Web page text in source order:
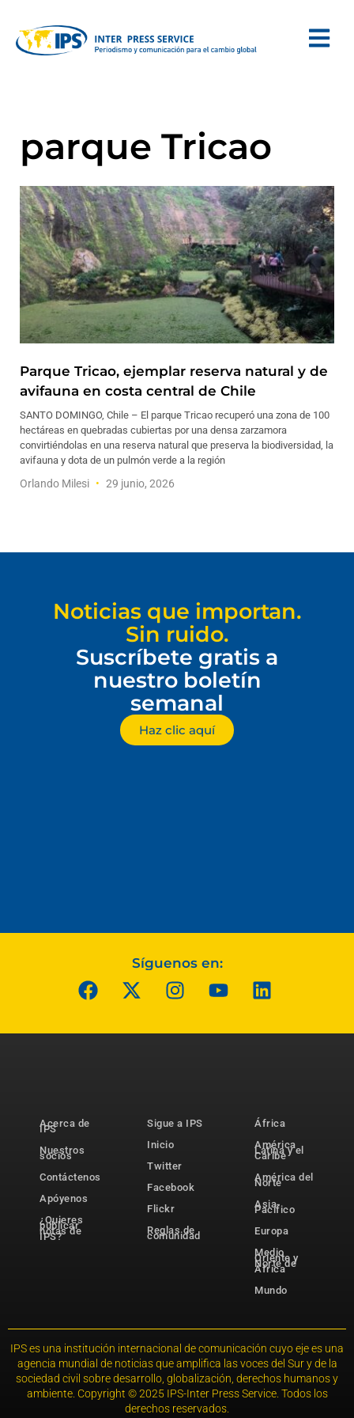
parque Tricao
Parque Tricao, ejemplar reserva natural y de
avifauna en costa central de Chile
SANTO DOMINGO, Chile – El parque Tricao recuperó una zona de 100
hectáreas en quebradas cubiertas por una densa zarzamora
convirtiéndolas en una reserva natural que preserva la biodiversidad, la
avifauna y dota de un pulmón verde a la región
Orlando Milesi 29 junio, 2026
Noticias que importan.
Sin ruido.
Suscríbete gratis a
nuestro boletín
semanal
Haz clic aquí
Síguenos en:
Acerca de
IPS
Nuestros
socios
Contáctenos
Apóyenos
¿Quieres
publicar
notas de
IPS?
Sigue a IPS
Inicio
Twitter
Facebook
Flickr
Reglas de
comunidad
África
América
Latina y el
Caribe
América del
Norte
Asia-
Pacífico
Europa
Medio
Oriente y
Norte de
África
Mundo
IPS es una institución internacional de comunicación cuyo eje es una
agencia mundial de noticias que amplifica las voces del Sur y de la
sociedad civil sobre desarrollo, globalización, derechos humanos y
ambiente. Copyright © 2025 IPS-Inter Press Service. Todos los
derechos reservados.